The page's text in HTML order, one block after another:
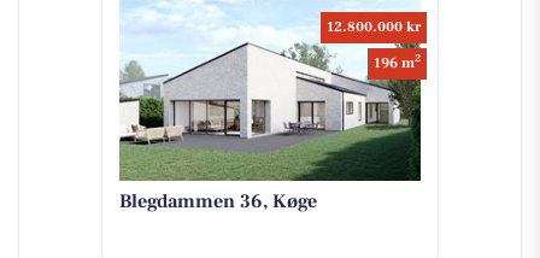
12.800.000 kr
196 m2
Blegdammen 36, Køge